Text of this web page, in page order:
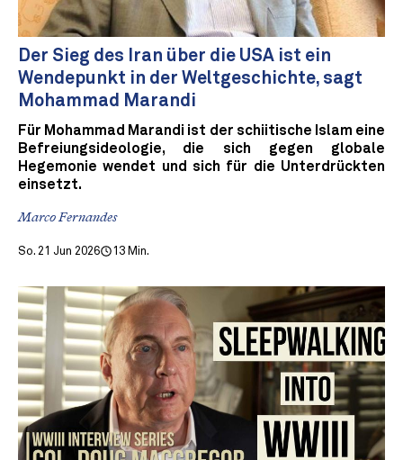
Der Sieg des Iran über die USA ist ein
Wendepunkt in der Weltgeschichte, sagt
Mohammad Marandi
Für Mohammad Marandi ist der schiitische Islam eine
Befreiungsideologie, die sich gegen globale
Hegemonie wendet und sich für die Unterdrückten
einsetzt.
Marco Fernandes
So. 21 Jun 2026 13 Min.